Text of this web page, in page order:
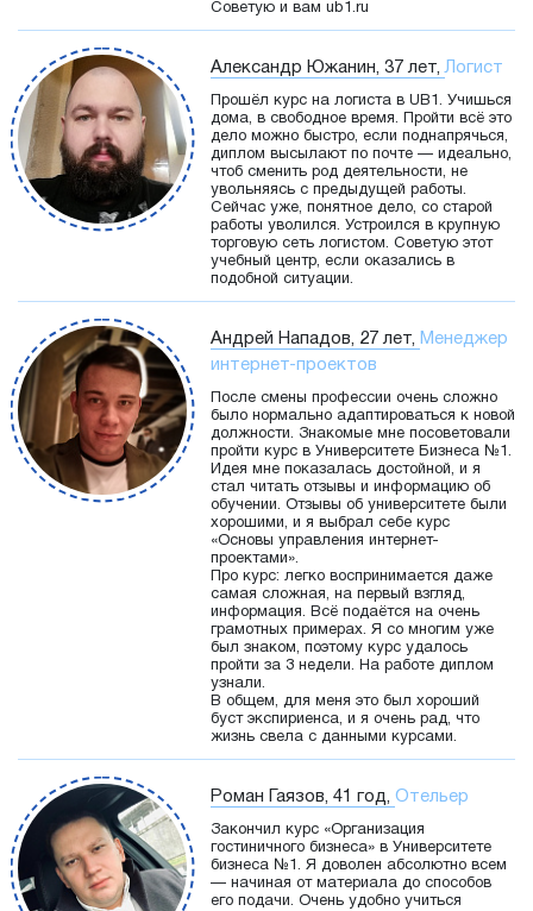
Советую и вам ub1.ru
Александр Южанин, 37 лет,Логист
Прошёл курс на логиста в UB1. Учишься
дома, в свободное время. Пройти всё это
дело можно быстро, если поднапрячься,
диплом высылают по почте — идеально,
чтоб сменить род деятельности, не
увольняясь с предыдущей работы.
Сейчас уже, понятное дело, со старой
работы уволился. Устроился в крупную
торговую сеть логистом. Советую этот
учебный центр, если оказались в
подобной ситуации.
Андрей Нападов, 27 лет, Менеджер
интернет-проектов
После смены профессии очень сложно
было нормально адаптироваться к новой
должности. Знакомые мне посоветовали
пройти курс в Университете Бизнеса №1.
Идея мне показалась достойной, и я
стал читать отзывы и информацию об
обучении. Отзывы об университете были
хорошими, и я выбрал себе курс
«Основы управления интернет-
проектами».
Про курс: легко воспринимается даже
самая сложная, на первый взгляд,
информация. Всё подаётся на очень
грамотных примерах. Я со многим уже
был знаком, поэтому курс удалось
пройти за 3 недели. На работе диплом
узнали.
В общем, для меня это был хороший
буст экспириенса, и я очень рад, что
жизнь свела с данными курсами.
Роман Гаязов, 41 год, Отельер
Закончил курс «Организация
гостиничного бизнеса» в Университете
бизнеса №1. Я доволен абсолютно всем
— начиная от материала до способов
его подачи. Очень удобно учиться